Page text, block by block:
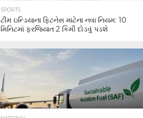
SPORTS
ટીમ ઇન્ડિયાના ફિટનેસ માટેના નવા નિયમ: 10
મિનિટમાં ફરજિયાત 2 કિમી દોડવું પડશે